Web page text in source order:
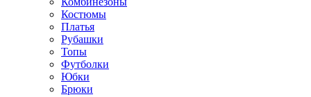
Костюмы
Платья
Рубашки
Топы
Футболки
Юбки
Брюки